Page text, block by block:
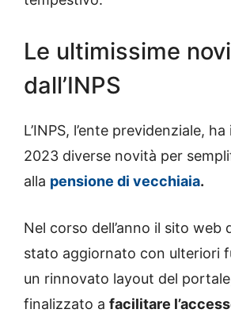
Le ultimissime
dall’INPS
L’INPS, l’ente previdenziale,
2023 diverse novità per
alla pensione di vecchiaia.
Nel corso dell’anno il sito web
stato aggiornato con ulteriori
un rinnovato layout del
finalizzato a facilitare